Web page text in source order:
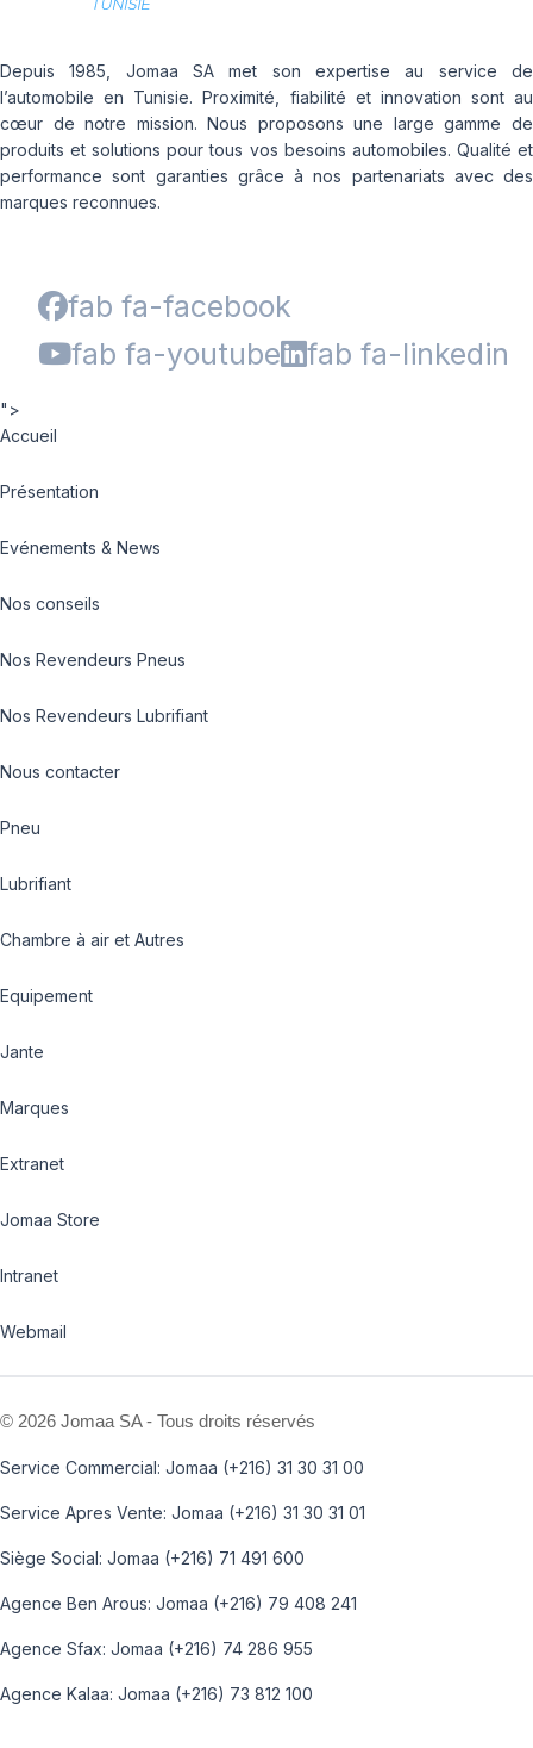
Depuis 1985, Jomaa SA met son expertise au service de
l’automobile en Tunisie. Proximité, fiabilité et innovation sont au
cœur de notre mission. Nous proposons une large gamme de
produits et solutions pour tous vos besoins automobiles. Qualité et
performance sont garanties grâce à nos partenariats avec des
marques reconnues.
fab fa-facebook
fab fa-youtube
fab fa-linkedin
">
Accueil
Présentation
Evénements & News
Nos conseils
Nos Revendeurs Pneus
Nos Revendeurs Lubrifiant
Nous contacter
Pneu
Lubrifiant
Chambre à air et Autres
Equipement
Jante
Marques
Extranet
Jomaa Store
Intranet
Webmail
© 2026 Jomaa SA - Tous droits réservés
Service Commercial: Jomaa (+216) 31 30 31 00
Service Apres Vente: Jomaa (+216) 31 30 31 01
Siège Social: Jomaa (+216) 71 491 600
Agence Ben Arous: Jomaa (+216) 79 408 241
Agence Sfax: Jomaa (+216) 74 286 955
Agence Kalaa: Jomaa (+216) 73 812 100